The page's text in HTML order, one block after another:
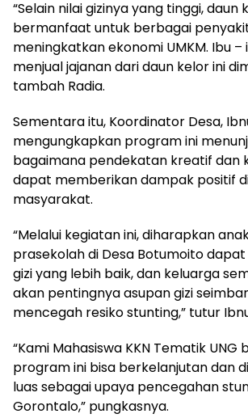
“Selain nilai gizinya yang tinggi, daun
bermanfaat untuk berbagai
meningkatkan ekonomi UMKM. Ibu –
menjual jajanan dari daun kelor ini
tambah Radia.
Sementara itu, Koordinator Desa,
mengungkapkan program ini
bagaimana pendekatan kreatif dan
dapat memberikan dampak positif
masyarakat.
“Melalui kegiatan ini, diharapkan
prasekolah di Desa Botumoito
gizi yang lebih baik, dan keluarga
akan pentingnya asupan gizi
mencegah resiko stunting,” tutur
“Kami Mahasiswa KKN Tematik UNG
program ini bisa berkelanjutan dan
luas sebagai upaya pencegahan
Gorontalo,” pungkasnya.